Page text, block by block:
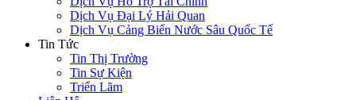
Dịch Vụ Đại Lý Hải Quan
Dịch Vụ Cảng Biển Nước Sâu Quốc Tế
Tin Tức
Tin Thị Trường
Tin Sự Kiện
Triển Lãm